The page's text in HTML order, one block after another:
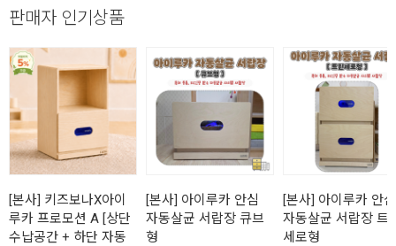
판매자 인기상품
[본사] 키즈보나X아이
루카 프로모션 A [상단
수납공간 + 하단 자동
[본사] 아이루카 안심
자동살균 서랍장 큐브
형
[본사] 아이루카 안심
자동살균 서랍장 트
세로형